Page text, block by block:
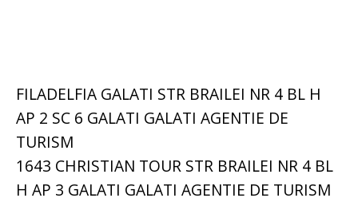
FILADELFIA GALATI STR BRAILEI NR 4 BL H
AP 2 SC 6 GALATI GALATI AGENTIE DE
TURISM
1643 CHRISTIAN TOUR STR BRAILEI NR 4 BL
H AP 3 GALATI GALATI AGENTIE DE TURISM